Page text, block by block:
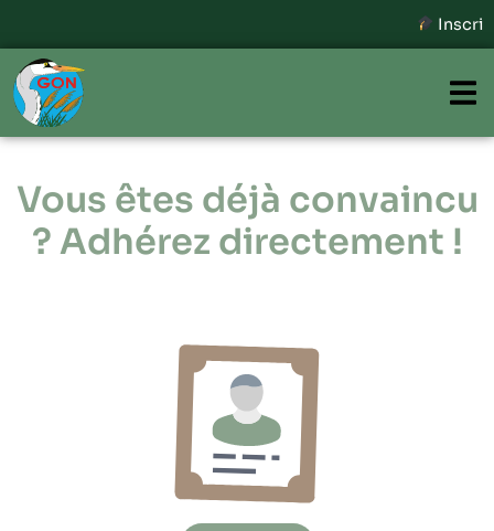
Inscriptions ouvertes
Vous êtes déjà convaincu
? Adhérez directement !